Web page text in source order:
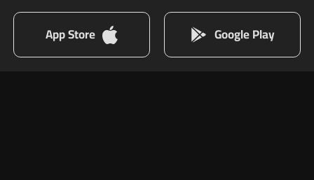
Google Play
App Store